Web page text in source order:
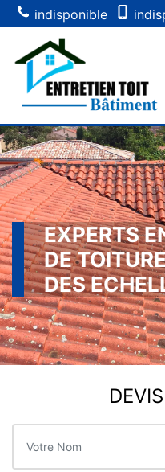
indisponible
EXPERTS
DE
DES